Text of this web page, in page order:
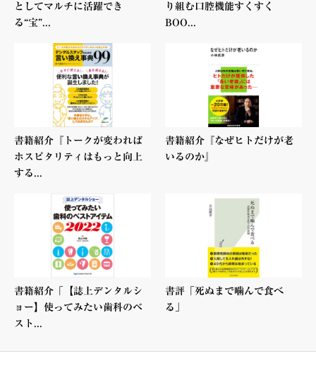
としてマルチに活躍でき
る“宝”...
り組む口腔機能すくすく
BOO...
書籍紹介『トークが変われば
ホスピタリティはもっと向上
する...
書籍紹介『なぜヒトだけが老
いるのか』
書籍紹介「【誌上デンタルシ
ョー】使ってみたい歯科のベ
スト...
書評「死ぬまで噛んで食べ
る」